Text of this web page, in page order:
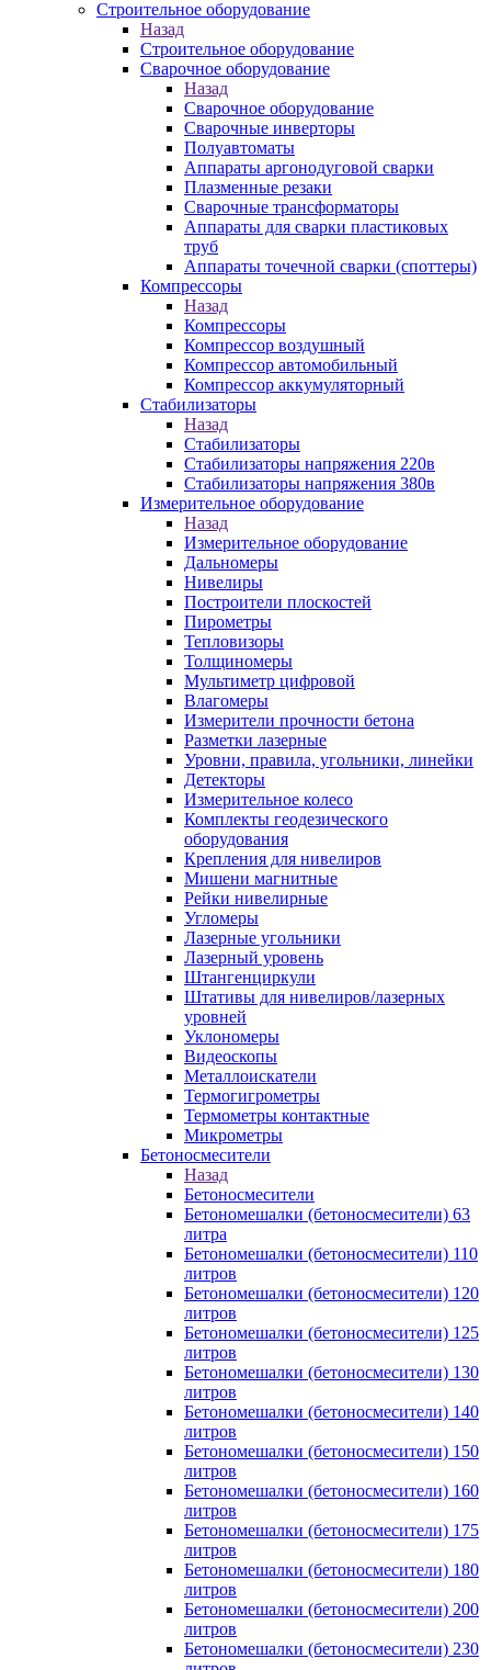
Строительное оборудование
Назад
Строительное оборудование
Сварочное оборудование
Назад
Сварочное оборудование
Сварочные инверторы
Полуавтоматы
Аппараты аргонодуговой сварки
Плазменные резаки
Сварочные трансформаторы
Аппараты для сварки пластиковых
труб
Аппараты точечной сварки (споттеры)
Компрессоры
Назад
Компрессоры
Компрессор воздушный
Компрессор автомобильный
Компрессор аккумуляторный
Стабилизаторы
Назад
Стабилизаторы
Стабилизаторы напряжения 220в
Стабилизаторы напряжения 380в
Измерительное оборудование
Назад
Измерительное оборудование
Дальномеры
Нивелиры
Построители плоскостей
Пирометры
Тепловизоры
Толщиномеры
Мультиметр цифровой
Влагомеры
Измерители прочности бетона
Разметки лазерные
Уровни, правила, угольники, линейки
Детекторы
Измерительное колесо
Комплекты геодезического
оборудования
Крепления для нивелиров
Мишени магнитные
Рейки нивелирные
Угломеры
Лазерные угольники
Лазерный уровень
Штангенциркули
Штативы для нивелиров/лазерных
уровней
Уклономеры
Видеоскопы
Металлоискатели
Термогигрометры
Термометры контактные
Микрометры
Бетоносмесители
Назад
Бетоносмесители
Бетономешалки (бетоносмесители) 63
литра
Бетономешалки (бетоносмесители) 110
литров
Бетономешалки (бетоносмесители) 120
литров
Бетономешалки (бетоносмесители) 125
литров
Бетономешалки (бетоносмесители) 130
литров
Бетономешалки (бетоносмесители) 140
литров
Бетономешалки (бетоносмесители) 150
литров
Бетономешалки (бетоносмесители) 160
литров
Бетономешалки (бетоносмесители) 175
литров
Бетономешалки (бетоносмесители) 180
литров
Бетономешалки (бетоносмесители) 200
литров
Бетономешалки (бетоносмесители) 230